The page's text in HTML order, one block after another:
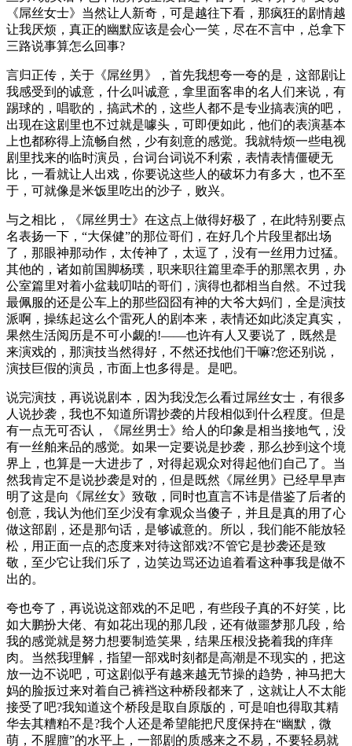
《屌丝女士》当然让人新奇，可是越往下看，那疯狂的剧情越
让我厌烦，真正的幽默应该是会心一笑，尽在不言中，总拿下
三路说事算怎么回事?
言归正传，关于《屌丝男》，首先我想夸一夸的是，这部剧让
我感受到的诚意，什么叫诚意，拿里面客串的名人们来说，有
踢球的，唱歌的，搞武术的，这些人都不是专业搞表演的吧，
出现在这剧里也不过就是噱头，可即便如此，他们的表演基本
上也都称得上流畅自然，少有刻意的感觉。我就特烦一些电视
剧里找来的临时演员，台词台词说不利索，表情表情僵硬无
比，一看就让人出戏，你要说这些人的破坏力有多大，也不至
于，可就像是米饭里吃出的沙子，败兴。
与之相比，《屌丝男士》在这点上做得好极了，在此特别要点
名表扬一下，“大保健”的那位哥们，在好几个片段里都出场
了，那眼神那动作，太传神了，太逗了，没有一丝用力过猛。
其他的，诸如前国脚杨璞，职来职往篇里牵手的那黑衣男，办
公室篇里对着小盆栽叨咕的哥们，演得也都相当自然。不过我
最佩服的还是公车上的那些囧囧有神的大爷大妈们，全是演技
派啊，操练起这么个雷死人的剧本来，表情还如此淡定真实，
果然生活阅历是不可小觑的!——也许有人又要说了，既然是
来演戏的，那演技当然得好，不然还找他们干嘛?您还别说，
演技巨假的演员，市面上也多得是。是吧。
说完演技，再说说剧本，因为我没怎么看过屌丝女士，有很多
人说抄袭，我也不知道所谓抄袭的片段相似到什么程度。但是
有一点无可否认，《屌丝男士》给人的印象是相当接地气，没
有一丝舶来品的感觉。如果一定要说是抄袭，那么抄到这个境
界上，也算是一大进步了，对得起观众对得起他们自己了。当
然我肯定不是说抄袭是对的，但是既然《屌丝男》已经早早声
明了这是向《屌丝女》致敬，同时也直言不讳是借鉴了后者的
创意，我认为他们至少没有拿观众当傻子，并且是真的用了心
做这部剧，还是那句话，是够诚意的。所以，我们能不能放轻
松，用正面一点的态度来对待这部戏?不管它是抄袭还是致
敬，至少它让我们乐了，边笑边骂还边追着看这种事我是做不
出的。
夸也夸了，再说说这部戏的不足吧，有些段子真的不好笑，比
如大鹏扮大佬、有如花出现的那几段，还有做噩梦那几段，给
我的感觉就是努力想要制造笑果，结果压根没挠着我的痒痒
肉。当然我理解，指望一部戏时刻都是高潮是不现实的，把这
放一边不说吧，可这剧似乎有越来越无节操的趋势，神马把大
妈的脸扳过来对着自己裤裆这种桥段都来了，这就让人不太能
接受了吧?我知道这个桥段是取自原版的，可是咱也得取其精
华去其糟粕不是?我个人还是希望能把尺度保持在“幽默，微
萌，不腥膻”的水平上，一部剧的质感来之不易，不要轻易就